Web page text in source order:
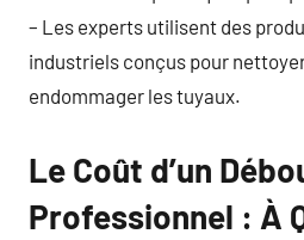
– Les experts utilisent des
industriels conçus pour
endommager les tuyaux.
Le Coût d’un
Professionnel : À